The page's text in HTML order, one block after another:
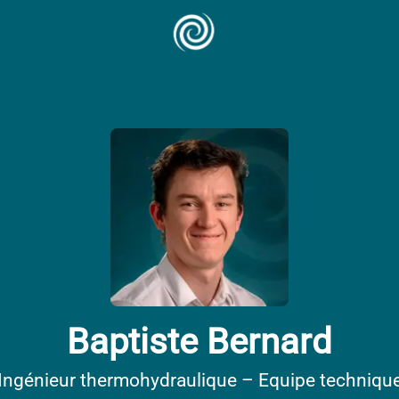
Baptiste Bernard
thermohydraulique – Equipe